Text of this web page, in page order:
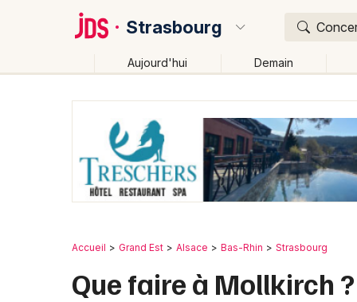
Strasbourg
Aujourd'hui Demain
Accueil Grand Est Alsace Bas-Rhin Strasbourg
Que faire à Mollkirch ?
Où ?
Strasbourg et alentours Bas-Rhin (67) Alsace